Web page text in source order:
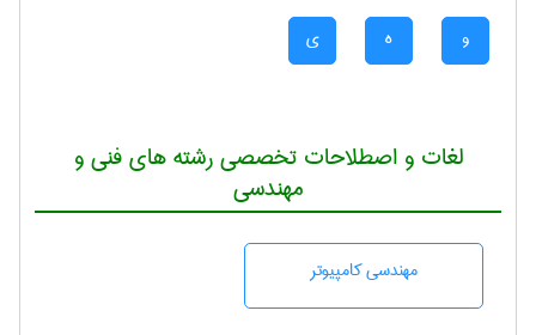
و ه ی
لغات و اصطلاحات تخصصی رشته های فنی و
مهندسی
مهندسی كامپيوتر